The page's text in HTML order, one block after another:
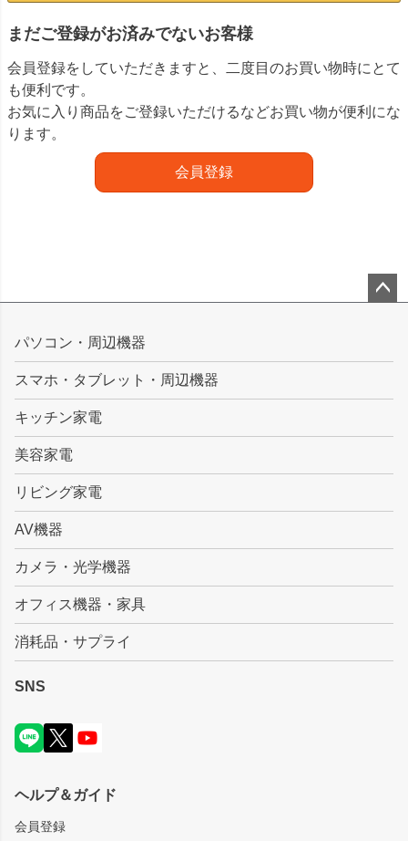
まだご登録がお済みでないお客様
会員登録をしていただきますと、二度目のお買い物時にとて
も便利です。
お気に入り商品をご登録いただけるなどお買い物が便利にな
ります。
会員登録
ップ
パソコン・周辺機器
スマホ・タブレット・周辺機器
キッチン家電
美容家電
リビング家電
AV機器
カメラ・光学機器
オフィス機器・家具
消耗品・サプライ
SNS
ヘルプ＆ガイド
会員登録